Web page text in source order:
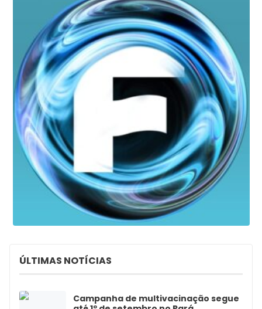
ÚLTIMAS NOTÍCIAS
Campanha de multivacinação segue